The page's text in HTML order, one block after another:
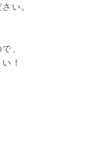
い。
、
！